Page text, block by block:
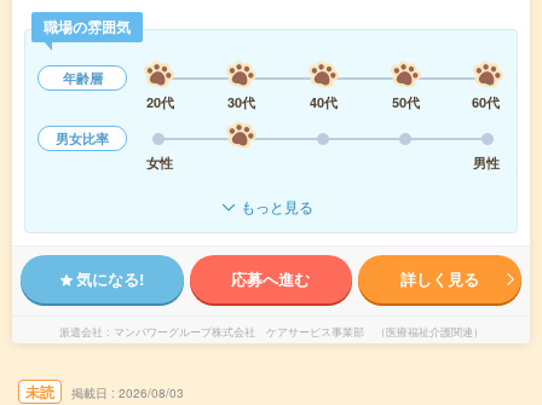
職場の雰囲気
年齢層
20代
30代 40代 50代
60代
男女比率
女性
男性
もっと見る
気になる! 応募へ進む 詳しく見る
派遣会社 マンパワーグループ株式会社 ケアサービス事業部 （医療福祉介護関連）
未読 掲載日 2026/08/03